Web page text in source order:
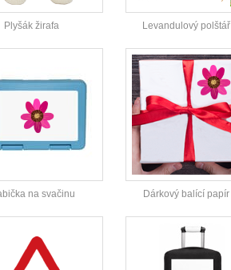
Plyšák žirafa Levandulový polštář
na svačinu Dárkový balící papír